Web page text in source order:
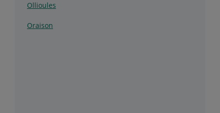
Ollioules
Oraison